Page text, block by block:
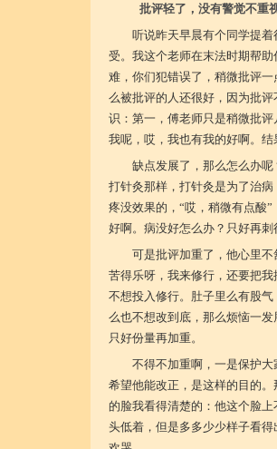
批评轻了，没有警觉不重
听说昨天早晨有个同学提
受。我这个老师在末法时期帮
难，你们犯错误了，稍微批评
么被批评的人还很好，因为批
识：第一，傅老师只是稍微批
我呢，哎，我也有我的好啊。
缺点发展了，那么怎么办
打针灸那样，打针灸是为了治
疼没效果的，“哎，稍微有点酸
好啊。病没好怎么办？只好再
可是批评加重了，他心里
苦得乐呀，我来修行，还要把
不想投入修行。肚子里么有股
么也不想改到底，那么烦恼一
只好份量再加重。
不得不加重啊，一是保护
希望他能改正，是这样的目的
的脸我看得清楚的：他这个脸
头低着，但是多多少少样子看